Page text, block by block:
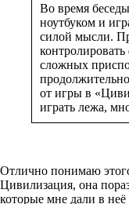
Во время
ноутбуком и
силой мысли.
сложных
от игры в
играть лежа,
Отлично понимаю
Цивилизация, она
которые мне дали в